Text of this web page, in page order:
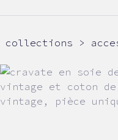
collections >